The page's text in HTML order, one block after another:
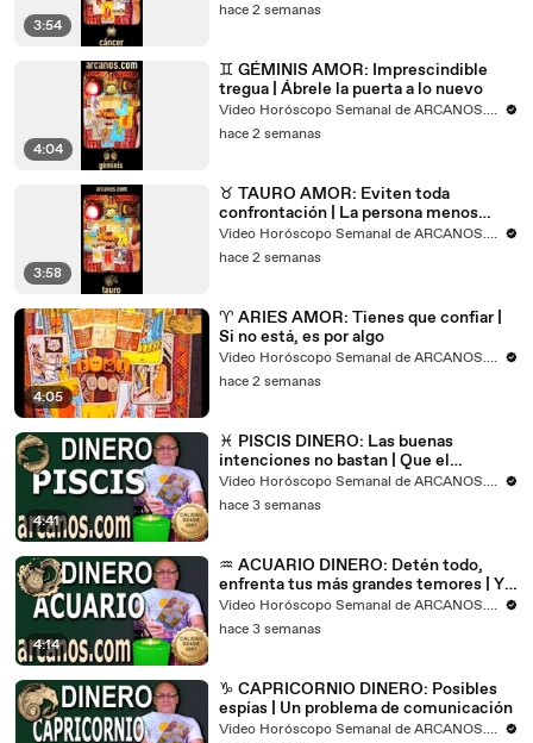
3:54
hace 2 semanas
4:04
♊ GÉMINIS AMOR: Imprescindible
tregua | Ábrele la puerta a lo nuevo
Video Horóscopo Semanal de ARCANOS.COM
hace 2 semanas
3:58
♉ TAURO AMOR: Eviten toda
confrontación | La persona menos
esperada será la clave
Video Horóscopo Semanal de ARCANOS.COM
hace 2 semanas
4:05
♈ ARIES AMOR: Tienes que confiar |
Si no está, es por algo
Video Horóscopo Semanal de ARCANOS.COM
hace 2 semanas
4:41
♓ PISCIS DINERO: Las buenas
intenciones no bastan | Que el
conflicto no escale
Video Horóscopo Semanal de ARCANOS.COM
hace 3 semanas
4:14
♒ ACUARIO DINERO: Detén todo,
enfrenta tus más grandes temores | Ya
estuvo bueno
Video Horóscopo Semanal de ARCANOS.COM
hace 3 semanas
♑ CAPRICORNIO DINERO: Posibles
espías | Un problema de comunicación
Video Horóscopo Semanal de ARCANOS.COM